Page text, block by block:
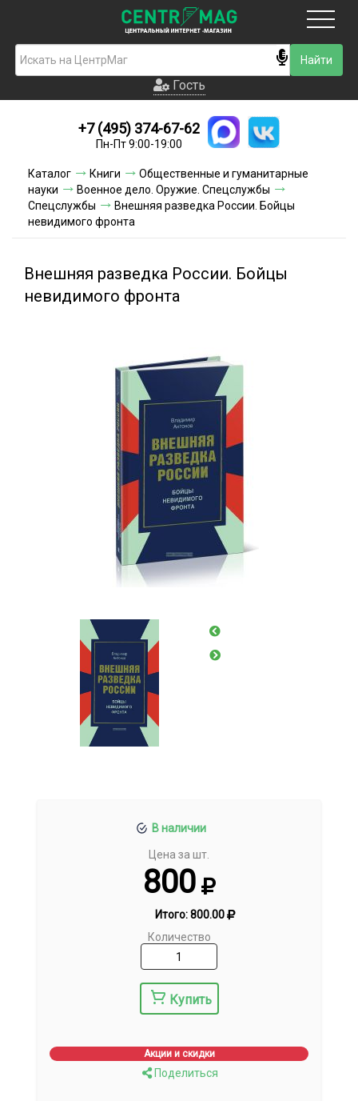
Гость
Новинки
Условия доставки
Условия оплаты
Акции и скидки
Гость
+7 (495) 374-67-62
Пн-Пт 9:00-19:00
Каталог Книги
Общественные и гуманитарные
науки
Военное дело. Оружие. Спецслужбы
Спецслужбы
Внешняя разведка России. Бойцы
невидимого фронта
Внешняя разведка России. Бойцы
невидимого фронта
В наличии
Цена за шт.
800
Итого:800.00
Количество
Купить
Акции и скидки
Поделиться